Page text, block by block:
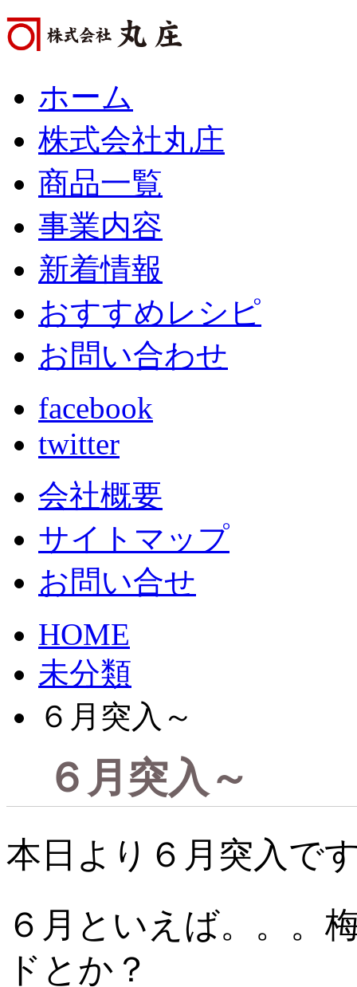
ホーム
株式会社丸庄
商品一覧
事業内容
新着情報
おすすめレシピ
お問い合わせ
facebook
twitter
会社概要
サイトマップ
お問い合せ
HOME
未分類
６月突入～
６月突入～
本日より６月突入で
６月といえば。。。
ドとか？